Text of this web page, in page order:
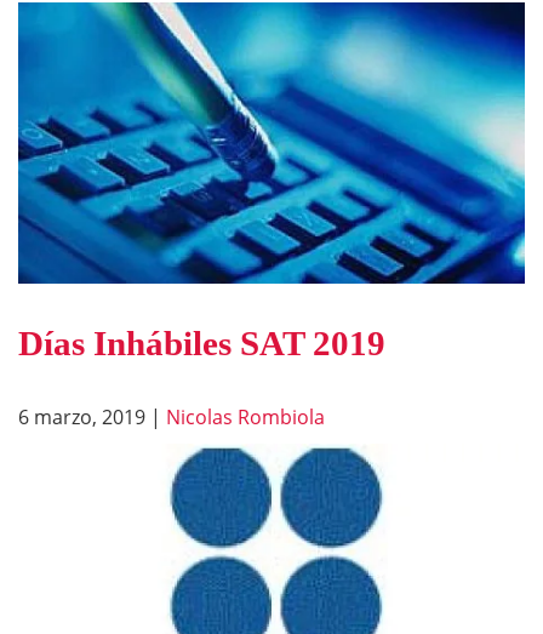
Días Inhábiles SAT 2019
6 marzo, 2019 | Nicolas Rombiola